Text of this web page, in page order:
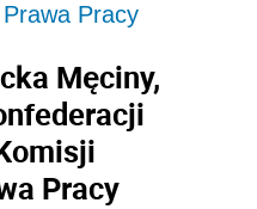
Pracy
Męciny,
Pracy